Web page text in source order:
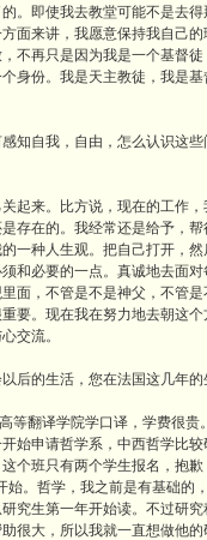
。即使我去教堂可能不是去
面来讲，我愿意保持我自己
不再只是因为我是一个基督
身份。我是天主教徒，我是
知自我，自由，怎么认识这
起来。比方说，现在的工作
存在的。我经常还是给予，
一种人生观。把自己打开，
和必要的一点。真诚地去面
面，不管是不是神父，不管
要。现在我在努力地去朝这
交流。
后的生活，您在法国这几年
等翻译学院学口译，学费很
始申请哲学系，中西哲学比
个班只有两个学生报名，抱
。哲学，我之前是有基础的
究生第一年开始读。不过研
很大，所以我就一直想做他的